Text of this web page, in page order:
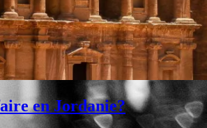
en Jordanie?